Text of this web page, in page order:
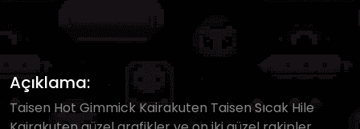
Açıklama:
Taisen Hot Gimmick Kairakuten Taisen Sıcak Hile